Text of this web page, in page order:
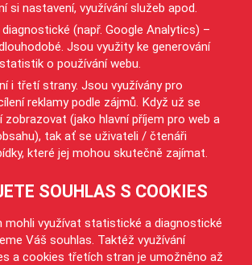
si nastavení, využívání služeb apod.
(např. Google Analytics) –
Jsou využity ke generování
o používání webu.
i třetí strany. Jsou využívány pro
reklamy podle zájmů. Když už se
zobrazovat (jako hlavní příjem pro web a
tak ať se uživateli / čtenáři
které jej mohou skutečně zajímat.
SOUHLAS S COOKIES
mohli využívat statistické a diagnostické
Váš souhlas. Taktéž využívání
a cookies třetích stran je umožněno až